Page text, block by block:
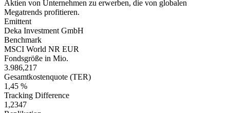
Aktien von Unternehmen zu erwerben, die von globalen
Megatrends profitieren.
Emittent
Deka Investment GmbH
Benchmark
MSCI World NR EUR
Fondsgröße in Mio.
3.986,217
Gesamtkostenquote (TER)
1,45 %
Tracking Difference
1,2347